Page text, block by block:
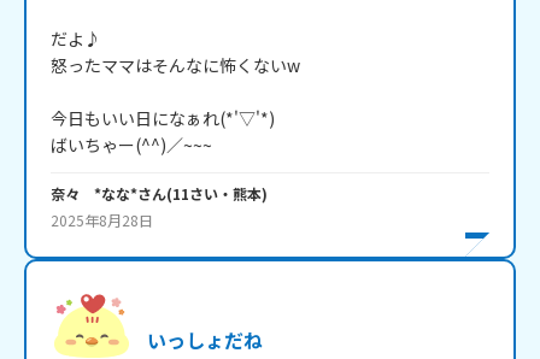
だよ♪
怒ったママはそんなに怖くないw
今日もいい日になぁれ(*'▽'*)
奈々 *なな*さん(11さい・ 熊本)
2025年8月28日
いっしょだね